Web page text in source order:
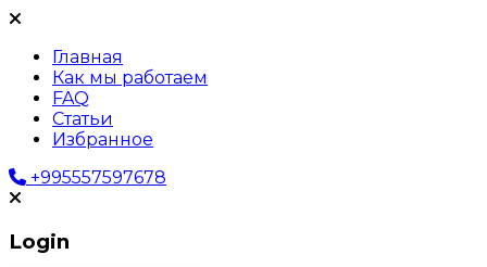
Главная
Как мы работаем
FAQ
Статьи
Избранное
+995557597678
Login